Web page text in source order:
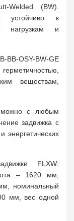
Welded (BW).
устойчиво к
нагрузкам и
OSY-BW-GE
веществам,
можно с любым
задвижка с
энергетических
FLXW:
– 1620 мм,
номинальный
мм, вес одной